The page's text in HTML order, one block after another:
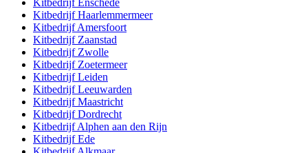
KitbedrijfHaarlemmermeer
KitbedrijfAmersfoort
Kitbedrijf Zaanstad
Kitbedrijf Zwolle
Kitbedrijf Zoetermeer
KitbedrijfLeiden
KitbedrijfLeeuwarden
KitbedrijfMaastricht
KitbedrijfDordrecht
KitbedrijfAlphen aan den Rijn
KitbedrijfEde